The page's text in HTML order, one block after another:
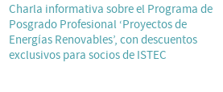
Charla informativa sobre el Programa de
Posgrado Profesional ‘Proyectos de
Energías Renovables’, con descuentos
exclusivos para socios de ISTEC